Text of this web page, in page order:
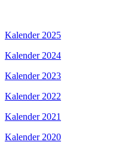
Kalender 2025
Kalender 2024
Kalender 2023
Kalender 2022
Kalender 2021
Kalender 2020